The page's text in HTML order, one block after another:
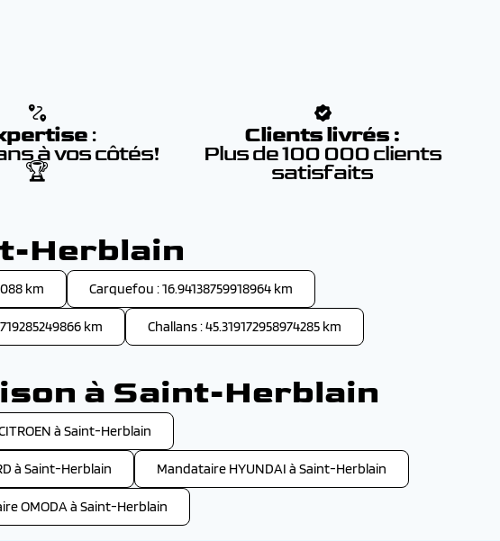
:
à vos côtés!
🏆
Clients livrés :
Plus de 100 000 clients
satisfaits
Herblain
km Carquefou : 16.94138759918964 km
km Challans : 45.319172958974285 km
à Saint-Herblain
à Saint-Herblain
à Saint-Herblain Mandataire HYUNDAI à Saint-Herblain
OMODA à Saint-Herblain